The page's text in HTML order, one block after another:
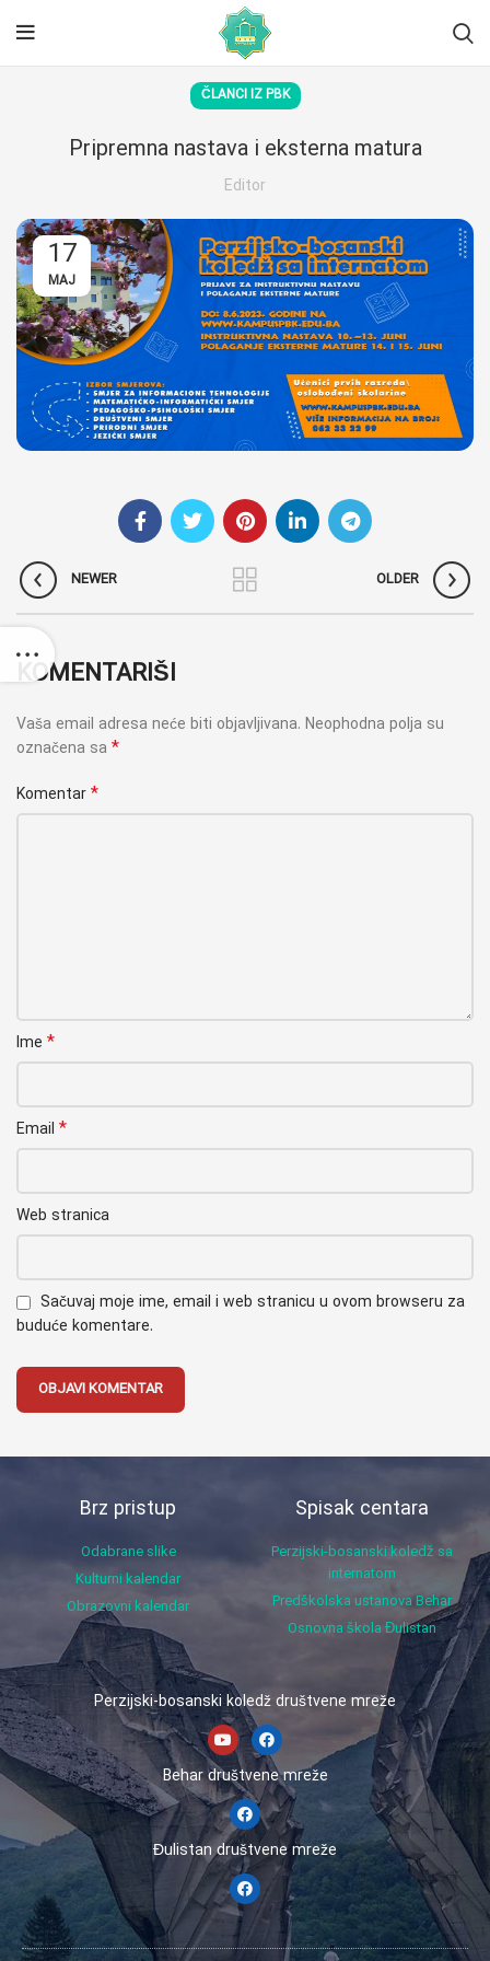
ČLANCI IZ PBK
Pripremna nastava i eksterna matura
Editor
17
MAJ
NEWER OLDER
KOMENTARIŠI
Vaša email adresa neće biti objavljivana. Neophodna polja su
označena sa *
Komentar *
Ime *
Email *
Web stranica
Sačuvaj moje ime, email i web stranicu u ovom browseru za
buduće komentare.
Brz pristup
Odabrane slike
Kulturni kalendar
Obrazovni kalendar
Spisak centara
Perzijski-bosanski koledž sa
internatom
Predškolska ustanova Behar
Osnovna škola Đulistan
Perzijski-bosanski koledž društvene mreže
Behar društvene mreže
Đulistan društvene mreže